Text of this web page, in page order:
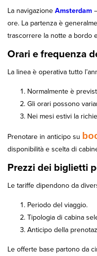
La navigazione Amsterdam
ore. La partenza è
trascorrere la notte a bordo
Orari e frequenza
La linea è operativa tutto
Normalmente è
Gli orari possono
Nei mesi estivi la
Prenotare in anticipo su
disponibilità e scelta di
Prezzi dei biglietti
Le tariffe dipendono da
Periodo del viaggio.
Tipologia di cabina
Anticipo della
Le offerte base partono da